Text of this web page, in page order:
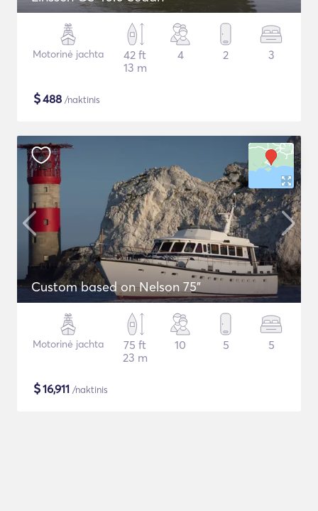
Motorinė jachta
42 ft
13 m
4 2 3
$488 /naktinis
Custom based on Nelson 75"
Motorinė jachta
75 ft
23 m
10 5 5
$16,911 /naktinis